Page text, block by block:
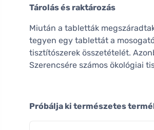
Tárolás és raktározás
Miután a tabletták
tegyen egy tablettát a
tisztítószerek összetételét.
Szerencsére számos ökológiai
Próbálja ki természetes